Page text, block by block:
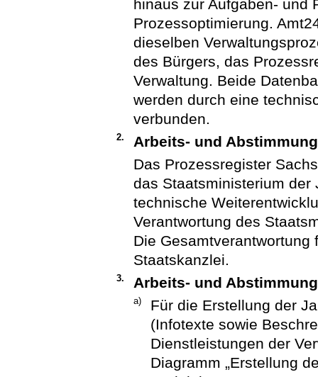
hinaus zur Aufgaben- und
Prozessoptimierung.
dieselben
des Bürgers, das
Verwaltung. Beide
werden durch eine
verbunden.
2.
Arbeits- und
Das Prozessregister
das Staatsministerium der
technische
Verantwortung des
Die Gesamtverantwortung
Staatskanzlei.
3. Arbeits- und
a)
Für die Erstellung der
(Infotexte sowie
Dienstleistungen der
Diagramm „Erstellung